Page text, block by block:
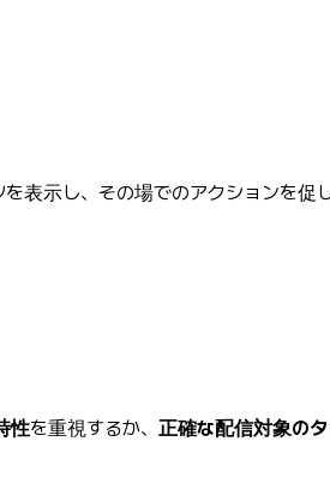
表示し、その場でのアクションを
性を重視するか、 正確な配信対象の